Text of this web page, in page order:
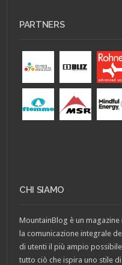
PARTNERS
CHI SIAMO
MountainBlog è un
la comunicazione integrale
di utenti il più ampio
tutto ciò che ispira uno stile